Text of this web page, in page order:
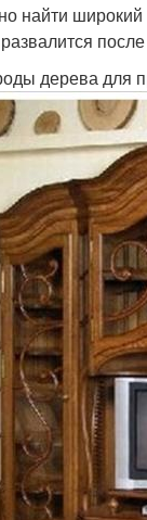
найти
дерева для